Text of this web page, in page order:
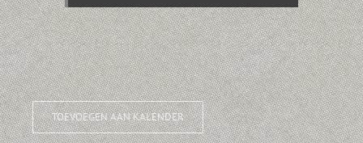
TOEVOEGEN AAN KALENDER